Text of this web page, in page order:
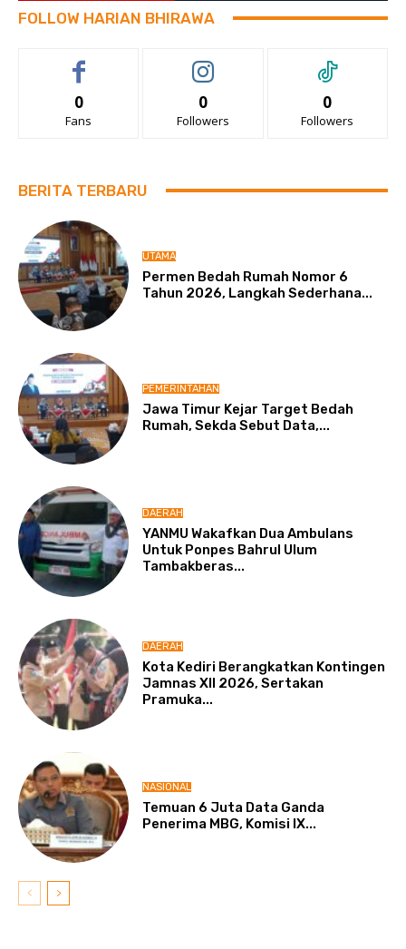
FOLLOW HARIAN BHIRAWA
0
Fans
0
Followers
0
Followers
BERITA TERBARU
UTAMA
Permen Bedah Rumah Nomor 6
Tahun 2026, Langkah Sederhana...
PEMERINTAHAN
Jawa Timur Kejar Target Bedah
Rumah, Sekda Sebut Data,...
DAERAH
YANMU Wakafkan Dua Ambulans
Untuk Ponpes Bahrul Ulum
Tambakberas...
DAERAH
Kota Kediri Berangkatkan Kontingen
Jamnas XII 2026, Sertakan
Pramuka...
NASIONAL
Temuan 6 Juta Data Ganda
Penerima MBG, Komisi IX...